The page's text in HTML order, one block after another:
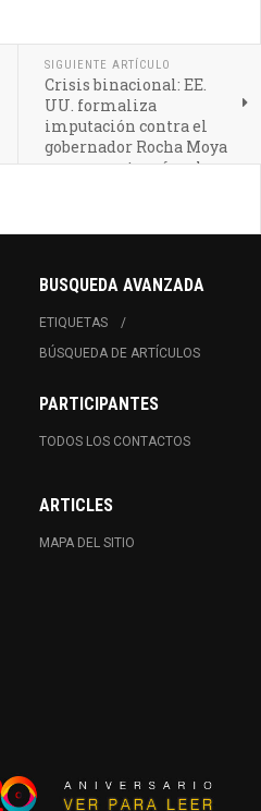
SIGUIENTE ARTÍCULO
Crisis binacional: EE.
UU. formaliza
imputación contra el
gobernador Rocha Moya
por presuntos vínculos
BUSQUEDA AVANZADA
ETIQUETAS
BÚSQUEDA DE ARTÍCULOS
PARTICIPANTES
TODOS LOS CONTACTOS
ARTICLES
MAPA DEL SITIO